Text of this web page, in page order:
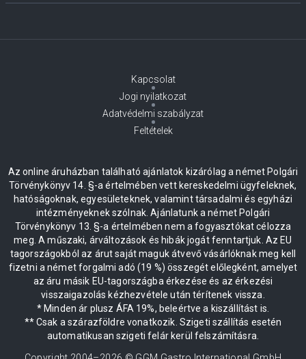
Kapcsolat
Jogi nyilatkozat
Adatvédelmi szabályzat
Feltételek
Az online áruházban található ajánlatok kizárólag a német Polgári
Törvénykönyv 14. §-a értelmében vett kereskedelmi ügyfeleknek,
hatóságoknak, egyesületeknek, valamint társadalmi és egyházi
intézményeknek szólnak. Ajánlatunk a német Polgári
Törvénykönyv 13. §-a értelmében nem a fogyasztókat célozza
meg. A műszaki, árváltozások és hibák jogát fenntartjuk. Az EU
tagországokból az árut saját maguk átvevő vásárlóknak meg kell
fizetni a német forgalmi adó (19 %) összegét előlegként, amelyet
az áru másik EU-tagországba érkezése és az érkezési
visszaigazolás kézhezvétele után térítenek vissza.
* Minden ár plusz ÁFA 19%, beleértve a kiszállítást is.
** Csak a szárazföldre vonatkozik. Szigeti szállítás esetén
automatikusan szigeti felár kerül felszámításra.